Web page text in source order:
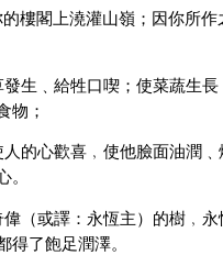
樓閣上澆灌山嶺；因你所
生﹑給牲口喫；使菜蔬生
物；
的心歡喜﹐使他臉面油潤
偉（或譯：永恆主）的樹﹐
得了飽足潤澤。